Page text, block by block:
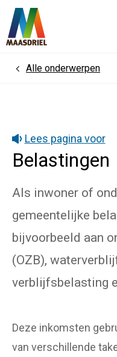
HomeAlle onderwerpen
Lees pagina voor
Belastingen
Als inwoner of
gemeentelijke
bijvoorbeeld aan
(OZB),
verblijfsbelasting
Deze inkomsten
van verschillende